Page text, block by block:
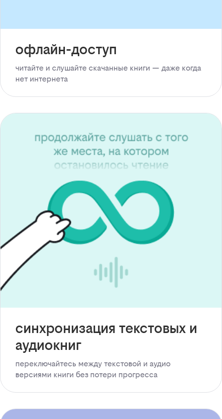
офлайн-доступ
читайте и слушайте скачанные книги — даже когда
нет интернета
синхронизация текстовых и
аудиокниг
переключайтесь между текстовой и аудио
версиями книги без потери прогресса